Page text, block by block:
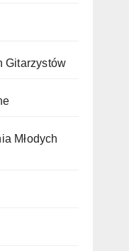
Gitarzystów
Młodych